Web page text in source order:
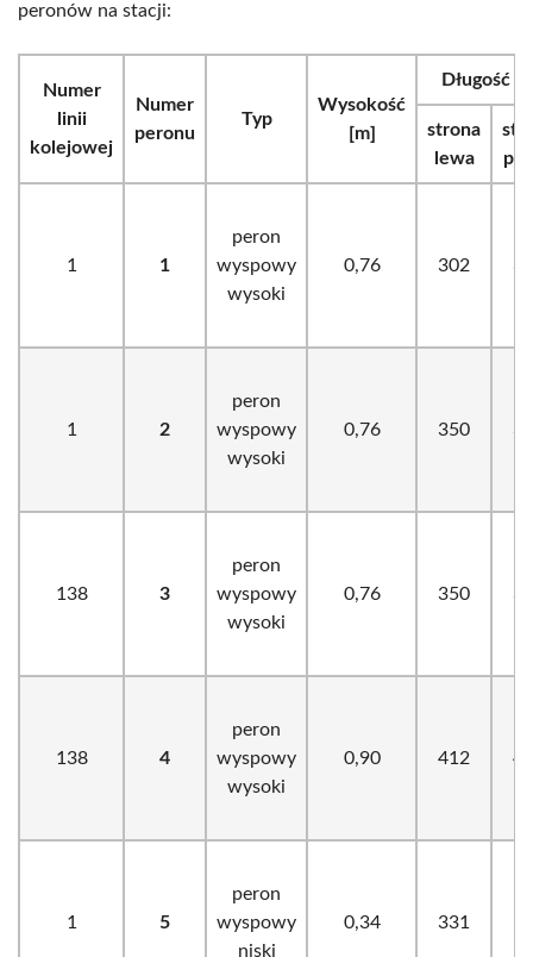
peronów na stacji:
Numer
linii
kolejowej
Numer
peronu
Typ
Wysokość
[m]
Długość
strona
lewa
1 1
peron
wyspowy
wysoki
0,76 302
1 2
peron
wyspowy
wysoki
0,76 350
138 3
peron
wyspowy
wysoki
0,76 350
138 4
peron
wyspowy
wysoki
0,90 412
1 5
peron
wyspowy
niski
0,34 331